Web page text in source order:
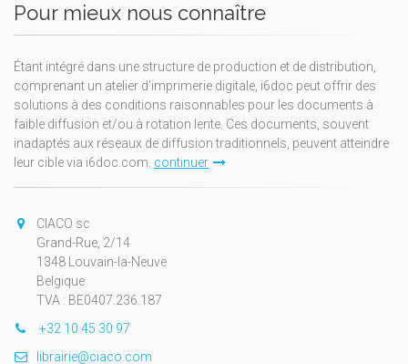
Pour mieux nous connaître
Étant intégré dans une structure de production et de distribution,
comprenant un atelier d'imprimerie digitale, i6doc peut offrir des
solutions à des conditions raisonnables pour les documents à
faible diffusion et/ou à rotation lente. Ces documents, souvent
inadaptés aux réseaux de diffusion traditionnels, peuvent atteindre
leur cible via i6doc.com. continuer
CIACO sc
Grand-Rue, 2/14
1348 Louvain-la-Neuve
Belgique
TVA : BE0407.236.187
+32 10 45 30 97
librairie@ciaco.com